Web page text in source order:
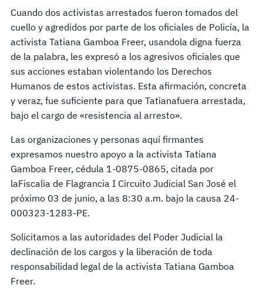
Cuando dos activistas arrestados fueron tomados del
cuello y agredidos por parte de los oficiales de Policía, la
activista Tatiana Gamboa Freer, usandola digna fuerza
de la palabra, les expresó a los agresivos oficiales que
sus acciones estaban violentando los Derechos
Humanos de estos activistas. Esta afirmación, concreta
y veraz, fue suficiente para que Tatianafuera arrestada,
bajo el cargo de «resistencia al arresto».
Las organizaciones y personas aquí firmantes
expresamos nuestro apoyo a la activista Tatiana
Gamboa Freer, cédula 1-0875-0865, citada por
laFiscalia de Flagrancia I Circuito Judicial San José el
próximo 03 de junio, a las 8:30 a.m. bajo la causa 24-
000323-1283-PE.
Solicitamos a las autoridades del Poder Judicial la
declinación de los cargos y la liberación de toda
responsabilidad legal de la activista Tatiana Gamboa
Freer.